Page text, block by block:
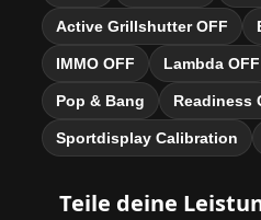
Active Grillshutter OFF
IMMO OFF Lambda OFF
Pop & Bang Readiness
Sportdisplay Calibration
Teile deine